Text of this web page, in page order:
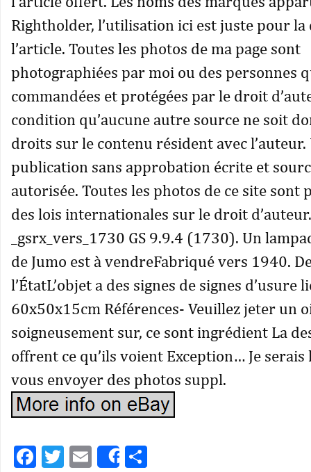
Rightholder, l’utilisation ici est juste pour
l’article. Toutes les photos de ma page sont
photographiées par moi ou des personnes
commandées et protégées par le droit
condition qu’aucune autre source ne soit
droits sur le contenu résident avec l’auteur.
publication sans approbation écrite et
autorisée. Toutes les photos de ce site sont
des lois internationales sur le droit d’auteur.
_gsrx_vers_1730 GS 9.9.4 (1730). Un
de Jumo est à vendreFabriqué vers 1940.
l’ÉtatL’objet a des signes de signes d’usure
60x50x15cm Références- Veuillez jeter un
soigneusement sur, ce sont ingrédient La
offrent ce qu’ils voient Exception… Je serais
vous envoyer des photos suppl.
Facebook
Twitter
EmailShare